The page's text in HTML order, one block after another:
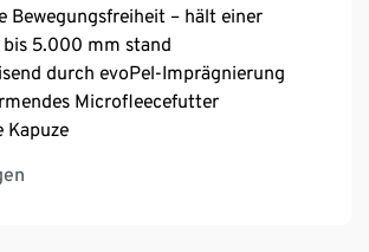
Bewegungsfreiheit – hält einer
bis 5.000 mm stand
durch evoPel-Imprägnierung
Microfleecefutter
Kapuze